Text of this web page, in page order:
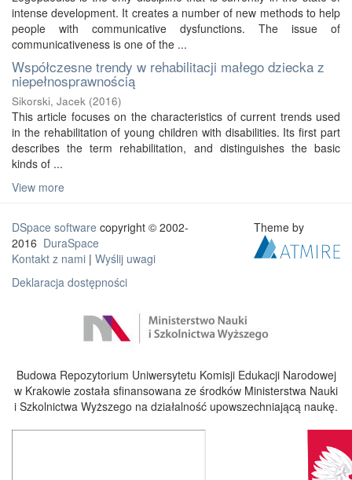
intense development. It creates a number of new methods to help
people with communicative dysfunctions. The issue of
communicativeness is one of the ...
Współczesne trendy w rehabilitacji małego dziecka z
niepełnosprawnością
Sikorski, Jacek (2016)
This article focuses on the characteristics of current trends used
in the rehabilitation of young children with disabilities. Its first part
describes the term rehabilitation, and distinguishes the basic
kinds of ...
View more
DSpace software copyright © 2002-
2016 DuraSpace
Kontakt z nami | Wyślij uwagi
Deklaracja dostępności
Theme by
Budowa Repozytorium Uniwersytetu Komisji Edukacji Narodowej
w Krakowie została sfinansowana ze środków Ministerstwa Nauki
i Szkolnictwa Wyższego na działalność upowszechniającą naukę.